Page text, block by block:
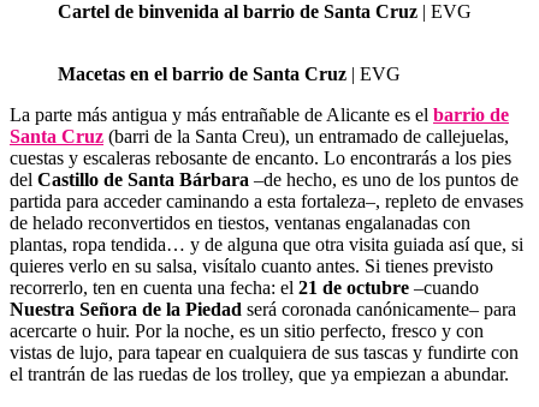
Cartel de binvenida al barrio de Santa Cruz | EVG
Macetas en el barrio de Santa Cruz | EVG
La parte más antigua y más entrañable de Alicante es el barrio de
Santa Cruz (barri de la Santa Creu), un entramado de callejuelas,
cuestas y escaleras rebosante de encanto. Lo encontrarás a los pies
del Castillo de Santa Bárbara –de hecho, es uno de los puntos de
partida para acceder caminando a esta fortaleza–, repleto de envases
de helado reconvertidos en tiestos, ventanas engalanadas con
plantas, ropa tendida… y de alguna que otra visita guiada así que, si
quieres verlo en su salsa, visítalo cuanto antes. Si tienes previsto
recorrerlo, ten en cuenta una fecha: el 21 de octubre –cuando
Nuestra Señora de la Piedad será coronada canónicamente– para
acercarte o huir. Por la noche, es un sitio perfecto, fresco y con
vistas de lujo, para tapear en cualquiera de sus tascas y fundirte con
el trantrán de las ruedas de los trolley, que ya empiezan a abundar.